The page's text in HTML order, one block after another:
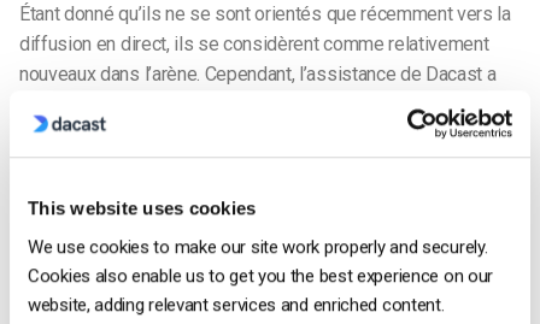
This website uses cookies
We use cookies to make our site work properly and securely.
Cookies also enable us to get you the best experience on our
website, adding relevant services and enriched content.
Étant donné qu’ils ne se sont orientés que récemment vers la
diffusion en direct, ils se considèrent comme relativement
nouveaux dans l’arène. Cependant, l’assistance de Dacast a
permis une transition en douceur et ils l’apprécient jusqu’à
présent.
particulièrement importante pour l’IAHE est la suivante
l’enregistrement de flux en direct. Cet outil a permis à l’IAHE
d’enregistrer des sessions de formation en thérapie manuelle
de niveau international et de fournir un accès à la demande aux